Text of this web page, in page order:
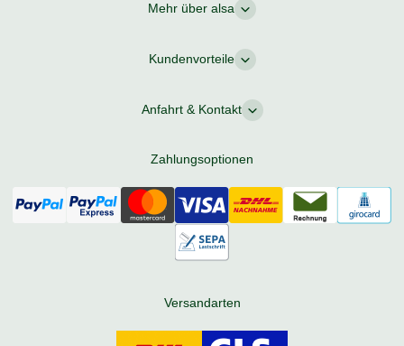
Mehr über alsa
Kundenvorteile
Anfahrt & Kontakt
Zahlungsoptionen
Versandarten